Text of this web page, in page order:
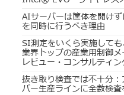
AIサーバーは筐体を開け
を同時に行うべき理由
SI測定をいくら実施して
業界トップの産業用制御
レビュー・コンサルティ
抜き取り検査では不十分
バー生産ラインに全数検